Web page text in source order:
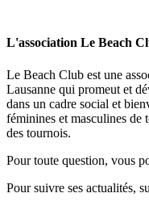
L'association Le Beach
Le Beach Club est une
Lausanne qui promeut et
dans un cadre social et
féminines et masculines de
des tournois.
Pour toute question, vous
Pour suivre ses actualités,